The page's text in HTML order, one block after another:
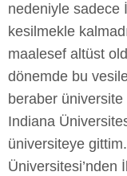
nedeniyle sadece
kesilmekle
maalesef altüst
dönemde bu
beraber üniversite
Indiana
üniversiteye
Üniversitesi’nden